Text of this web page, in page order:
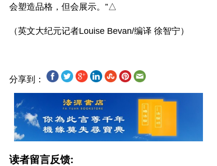
会塑造品格，但会展示。”△
分享到：
读者留言反馈: